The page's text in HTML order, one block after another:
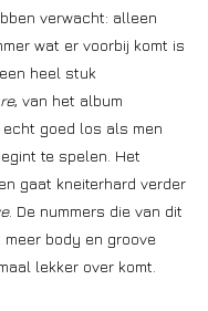
verwacht: alleen
wat er voorbij komt is
heel stuk
, van het album
echt goed los als men
te spelen. Het
gaat kneiterhard verder
. De nummers die van dit
body en groove
lekker over komt.